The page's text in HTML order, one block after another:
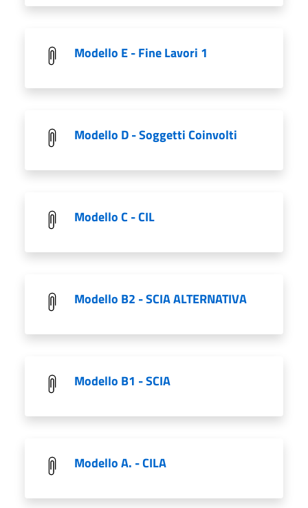
Modello E - Fine Lavori 1
Modello D - Soggetti Coinvolti
Modello C - CIL
Modello B2 - SCIA ALTERNATIVA
Modello B1 - SCIA
Modello A. - CILA